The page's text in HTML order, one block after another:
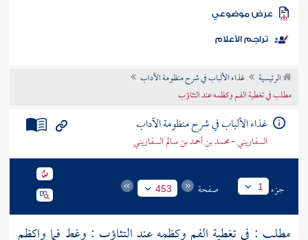
الكتب
موضوعي
تراجم الأعلام
الرئيسية
غذاء الألباب في شرح منظومة الآداب
مطلب في تغطية الفم وكظمه عند التثاؤب
غذاء الألباب في شرح منظومة الآداب
السفاريني - محمد بن أحمد بن سالم السفاريني
جزء 1 صفحة 453
مطلب : في تغطية الفم وكظمه عند التثاؤب : وغط فما واكظم